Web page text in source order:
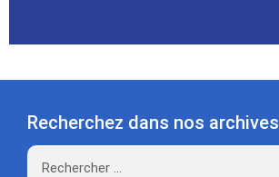
Recherchez dans nos archives
Rechercher